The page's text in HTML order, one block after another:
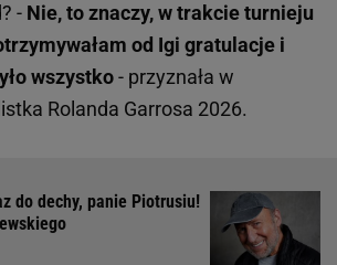
- Nie, to znaczy, w trakcie turnieju
od Igi gratulacje i
wszystko- przyznała w
Rolanda Garrosa 2026.
do dechy, panie Piotrusiu!